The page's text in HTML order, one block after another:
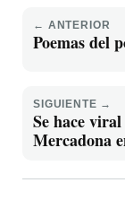
← ANTERIOR
Poemas del
SIGUIENTE →
Se hace
Mercadona